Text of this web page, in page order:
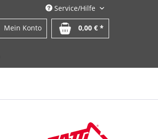
Service/Hilfe
Mein Konto 0,00 € *